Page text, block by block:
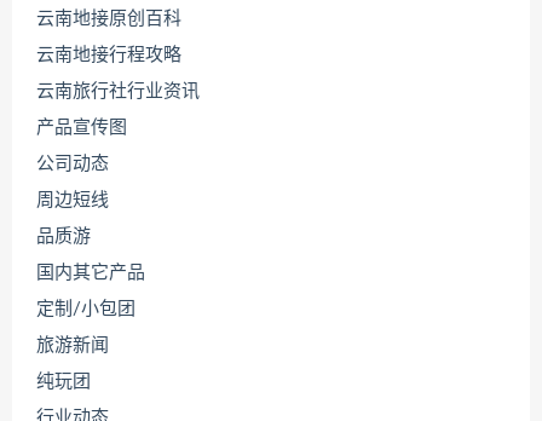
云南地接原创百科
云南地接行程攻略
云南旅行社行业资讯
产品宣传图
公司动态
周边短线
品质游
国内其它产品
定制/小包团
旅游新闻
纯玩团